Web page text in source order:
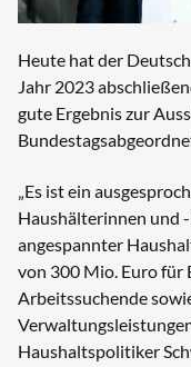
Heute hat der
Jahr 2023
gute Ergebnis zur
„Es ist ein
Haushälterinnen und
angespannter
von 300 Mio. Euro für
Arbeitssuchende
Haushaltspolitiker